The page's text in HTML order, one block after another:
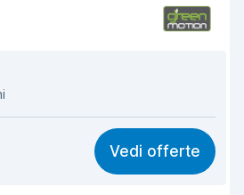
9,2
9,7
Vedi offerte